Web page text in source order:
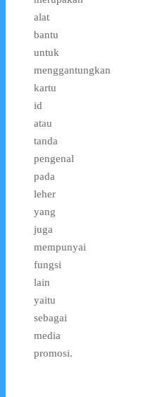
alat
bantu
untuk
menggantungkan
kartu
id
atau
tanda
pengenal
pada
leher
yang
juga
mempunyai
fungsi
lain
yaitu
sebagai
media
promosi.